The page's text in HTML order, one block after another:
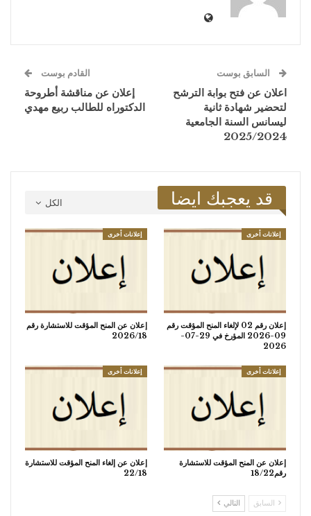
السابق بوست
اعلان عن فتح بوابة الترشح
لتحضير شهادة ثانية
ليسانس السنة الجامعية
2025/2024
القادم بوست
إعلان عن مناقشة أطروحة
الدكتوراه للطالب ربيع مهدي
الكل قد يعجبك ايضا
إعلانات أخرى
إعلان رقم 02 لإلغاء المنح المؤقت رقم
09-2026 المؤرخ في 29-07-
2026
إعلانات أخرى
إعلان عن المنح المؤقت للاستشارة رقم
2026/18
إعلانات أخرى
إعلان عن المنح المؤقت للاستشارة
رقم18/22
إعلانات أخرى
إعلان عن إلغاء المنح المؤقت للاستشارة
22/18
السابق التالي